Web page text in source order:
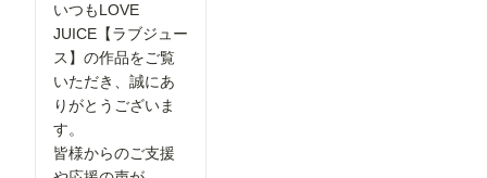
いつもLOVE
JUICE【ラブジュー
ス】の作品をご覧
いただき、誠にあ
りがとうございま
す。
皆様からのご支援